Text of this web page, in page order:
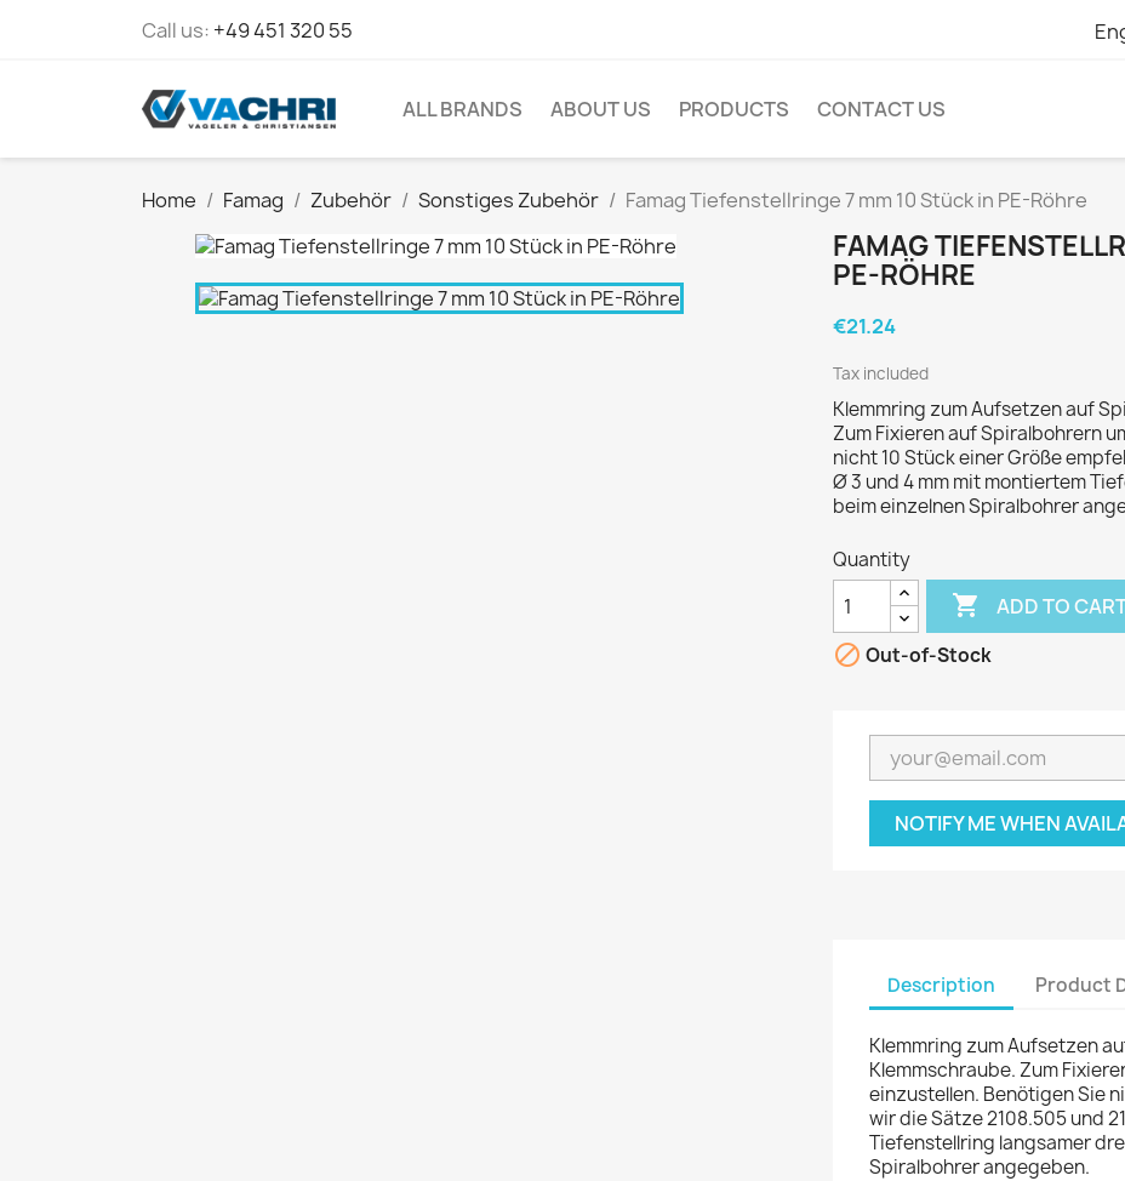
Call us: +49 451 320 55
ALL BRANDS ABOUT US PRODUCTS CONTACT US
Home Famag Zubehör Sonstiges Zubehör Famag Tiefenstellringe 7 mm 10 Stück in PE-Röhre
FAMAG
PE-RÖHRE
€21.24
Tax included
Klemmring zum Aufsetzen auf
Zum Fixieren auf Spiralbohrern
nicht 10 Stück einer Größe
Ø 3 und 4 mm mit montiertem
beim einzelnen Spiralbohrer
Quantity
 ADD TO
 Out-of-Stock
NOTIFY ME WHEN
Description Product
Klemmring zum Aufsetzen
Klemmschraube. Zum
einzustellen. Benötigen Sie
wir die Sätze 2108.505 und
Tiefenstellring langsamer
Spiralbohrer angegeben.